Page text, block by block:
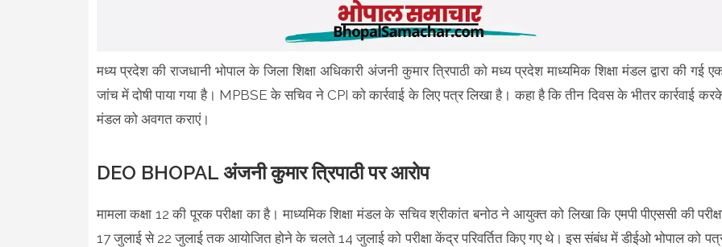
मध्य प्रदेश की राजधानी भोपाल के जिला शिक्षा अधिकारी अंजनी कुमार त्रिपाठी को मध्य प्रदेश माध्यमिक शिक्षा मंडल द्वारा की गई
जांच में दोषी पाया गया है। MPBSE के सचिव ने CPI को कार्रवाई के लिए पत्र लिखा है। कहा है कि तीन दिवस के भीतर कार्रवाई
मंडल को अवगत कराएं।
DEO BHOPAL अंजनी कुमार त्रिपाठी पर आरोप
मामला कक्षा 12 की पूरक परीक्षा का है। माध्यमिक शिक्षा मंडल के सचिव श्रीकांत बनोठ ने आयुक्त को लिखा कि एमपी पीएससी की
17 जुलाई से 22 जुलाई तक आयोजित होने के चलते 14 जुलाई को परीक्षा केंद्र परिवर्तित किए गए थे। इस संबंध में डीईओ भोपाल को